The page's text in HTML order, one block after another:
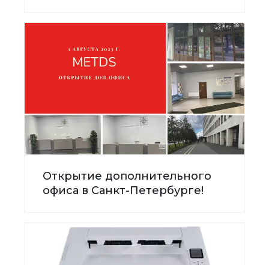
Открытие дополнительного
офиса в Санкт-Петербурге!